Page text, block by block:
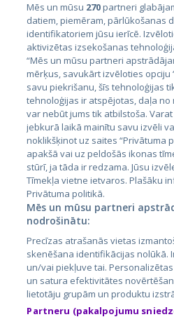
Valstis
Igaunija
Latvija
Lietuva
City24.lv
City24.ee
GetaPro.lv
GetaPro.ee
Skelbiu.lt
Autoplius.lt
Mēs un mūsu 270partneri
datiem, piemēram, pārlūkošanas
identifikatoriem jūsu ierīcē.
aktivizētas izsekošanas
“Mēs un mūsu partneri
mērķus, savukārt izvēloties opciju
savu piekrišanu, šīs tehnoloģijas
tehnoloģijas ir atspējotas, daļa
var nebūt jums tik atbilstoša.
jebkurā laikā mainītu savu izvēli
noklikšķinot uz saites “Privātuma
apakšā vai uz peldošās ikonas
stūrī, ja tāda ir redzama. Jūsu
Tīmekļa vietne ietvaros. Plašāku
Privātuma politikā.
Mēs un mūsu partneri
nodrošinātu:
Precīzas atrašanās vietas
skenēšana identifikācijas nolūkā.
un/vai piekļuve tai.
un satura efektivitātes
lietotāju grupām un produktu
Partneru (pakalpojumu